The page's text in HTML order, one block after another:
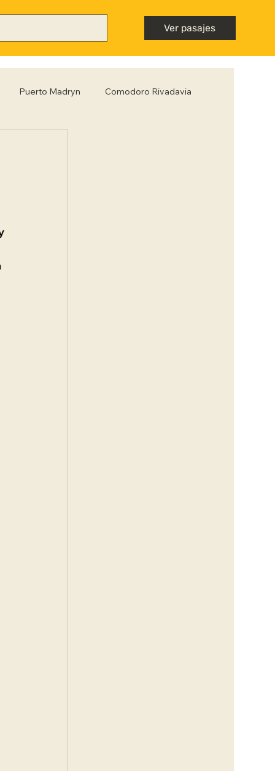
Ver pasajes
Puerto Madryn Comodoro Rivadavia